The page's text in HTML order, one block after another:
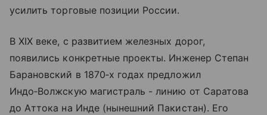
усилить торговые позиции России.
В XIX веке, с развитием железных дорог,
появились конкретные проекты. Инженер Степан
Барановский в 1870‑х годах предложил
Индо‑Волжскую магистраль - линию от Саратова
до Аттока на Инде (нынешний Пакистан). Его